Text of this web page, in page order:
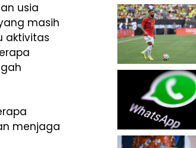
usia
masih
aktivitas
menjaga